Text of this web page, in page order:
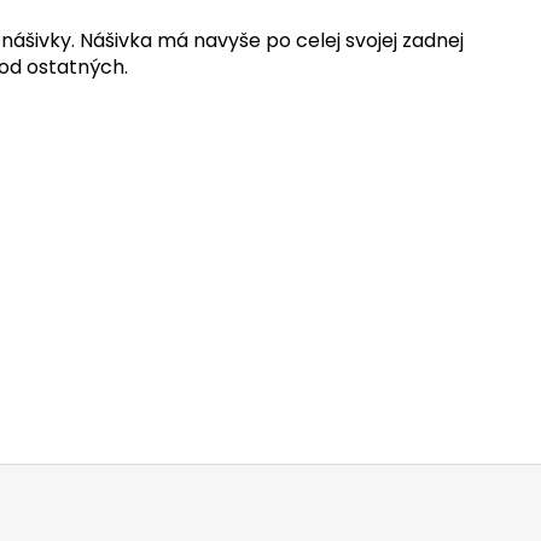
Nášivka má navyše po celej svojej zadnej
ostatných.